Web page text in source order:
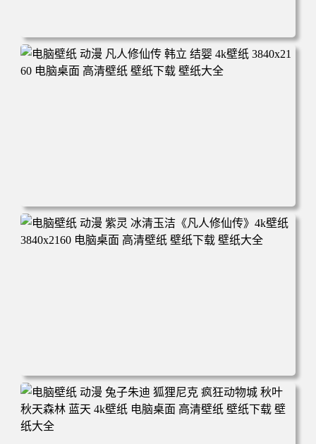
电脑壁纸 动漫角色 卡通场景 夏日休闲 夏日壁纸 治愈系 童
年回忆 荷塘荷叶 蜡笔小新 电脑桌面 高清壁纸 壁纸下载 壁
电脑壁纸 动漫 凡人修仙传 韩立 结婴 4k壁纸 3840x2160 电
脑桌面 高清壁纸 壁纸下载 壁纸大全
电脑壁纸 动漫 紫灵 冰清玉洁《凡人修仙传》4k壁纸 3840x2
160 电脑桌面 高清壁纸 壁纸下载 壁纸大全